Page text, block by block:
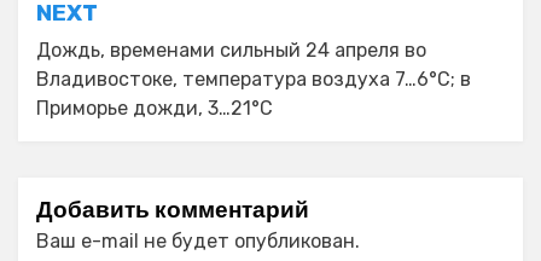
NEXT
Дождь, временами сильный 24 апреля во
Владивостоке, температура воздуха 7…6°С; в
Приморье дожди, 3…21°C
Добавить комментарий
Ваш e-mail не будет опубликован.